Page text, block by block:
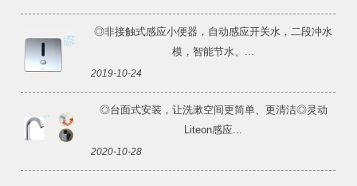
◎非接触式感应小便器，自动感应开关水，二段冲水
模，智能节水、...
2019-10-24
◎台面式安装，让洗漱空间更简单、更清洁◎灵动
Liteon感应...
2020-10-28